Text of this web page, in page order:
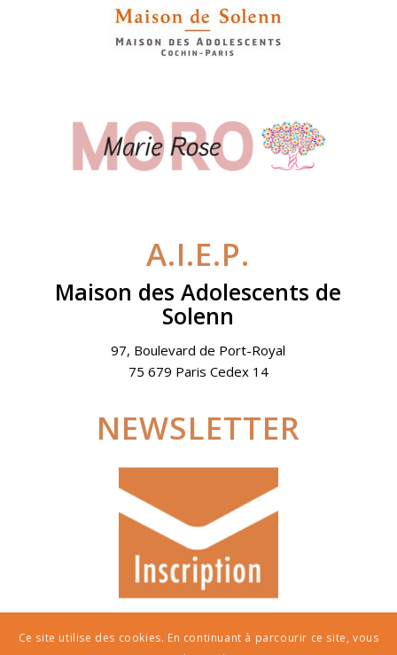
A.I.E.P.
Maison des Adolescents de
Solenn
97, Boulevard de Port-Royal
75 679 Paris Cedex 14
NEWSLETTER
Ce site utilise des cookies. En continuant à parcourir ce site, vous